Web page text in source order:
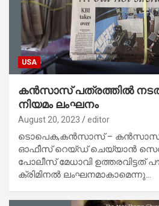
USA
കൻസാസ് പത്രത്തിൽ
നിയമം ലംഘനം
August 20, 2023 editor
ടൊപെക,കൻസാസ് –
ഓഫീസ് റെയ്‌ഡ് ചെയ്യാൻ
പോലീസ് മേധാവി ഉത്തരവിട്ടത്
ക്രിമിനൽ ലംഘനമാകാമെന്നു…